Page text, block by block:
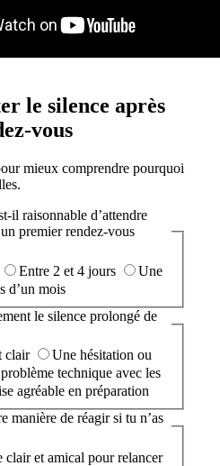
le silence après
vous
mieux comprendre pourquoi
il raisonnable d’attendre
premier rendez-vous
Entre 2 et 4 jours
Une
d’un mois
le silence prolongé de
clair
Une hésitation ou
technique avec les
agréable en préparation
manière de réagir si tu n’as
clair et amical pour relancer